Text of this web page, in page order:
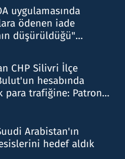
uygulamasında
ödenen iade
düşürüldüğü"
CHP Silivri İlçe
hesabında
para trafiğine: Patron
Arabistan'ın
hedef aldık